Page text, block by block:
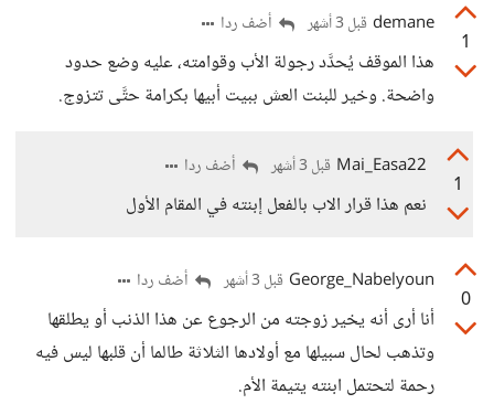
1
demane قبل 3 أشهر أضف ردا
هذا الموقف يُحدَّد رجولة الأب وقوامته، عليه وضع حدود
واضحة. وخير للبنت العش ببيت أبيها بكرامة حتَّى تتزوج.
1
Mai_Easa22 قبل 3 أشهر أضف ردا
نعم هذا قرار الاب بالفعل إبنته في المقام الأول
0
George_Nabelyoun قبل 3 أشهر أضف ردا
أنا أرى أنه يخير زوجته من الرجوع عن هذا الذنب أو يطلقها
وتذهب لحال سبيلها مع أولادها الثلاثة طالما أن قلبها ليس فيه
رحمة لتحتمل ابنته يتيمة الأم.